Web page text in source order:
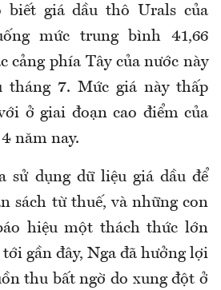
biết giá dầu thô Urals của
mức trung bình 41,66
cảng phía Tây của nước này
tháng 7. Mức giá này thấp
ở giai đoạn cao điểm của
năm nay.
sử dụng dữ liệu giá dầu để
sách từ thuế, và những con
hiệu một thách thức lớn
gần đây, Nga đã hưởng lợi
thu bất ngờ do xung đột ở